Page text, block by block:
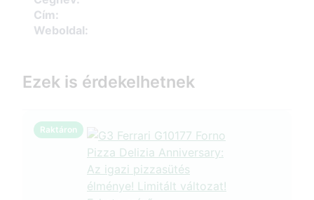
Cím:
Weboldal:
Ezek is érdekelhetnek
Raktáron